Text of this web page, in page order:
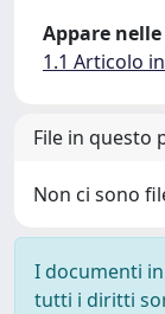
Appare
1.1 Articolo
File in questo
Non ci sono
I documenti
tutti i diritti